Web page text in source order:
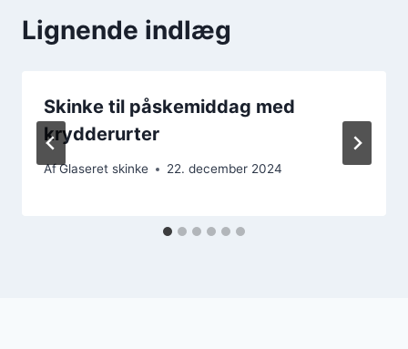
Lignende indlæg
Skinke til påskemiddag med
krydderurter
AfGlaseret skinke 22. december 2024